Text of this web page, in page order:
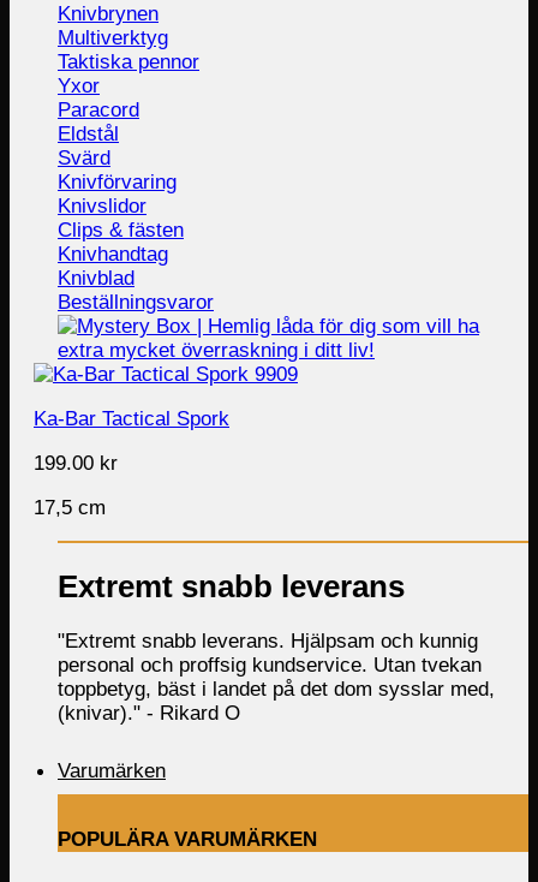
Knivbrynen
Multiverktyg
Taktiska pennor
Yxor
Paracord
Eldstål
Svärd
Knivförvaring
Knivslidor
Clips & fästen
Knivhandtag
Knivblad
Beställningsvaror
Ka-Bar Tactical Spork
199.00 kr
17,5 cm
Extremt snabb leverans
"Extremt snabb leverans. Hjälpsam och kunnig
personal och proffsig kundservice. Utan tvekan
toppbetyg, bäst i landet på det dom sysslar med,
(knivar)." - Rikard O
Varumärken
POPULÄRA VARUMÄRKEN